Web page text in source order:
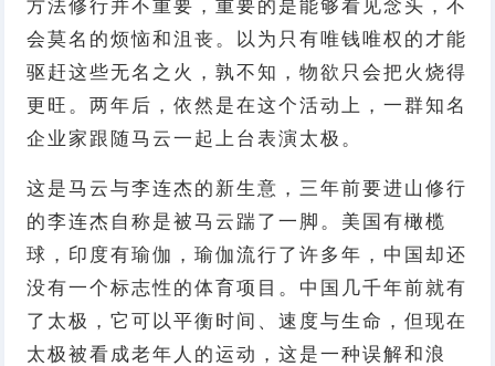
方法修行并不重要，重要的是能够看见念头，不
会莫名的烦恼和沮丧。以为只有唯钱唯权的才能
驱赶这些无名之火，孰不知，物欲只会把火烧得
更旺。两年后，依然是在这个活动上，一群知名
企业家跟随马云一起上台表演太极。
这是马云与李连杰的新生意，三年前要进山修行
的李连杰自称是被马云踹了一脚。美国有橄榄
球，印度有瑜伽，瑜伽流行了许多年，中国却还
没有一个标志性的体育项目。中国几千年前就有
了太极，它可以平衡时间、速度与生命，但现在
太极被看成老年人的运动，这是一种误解和浪